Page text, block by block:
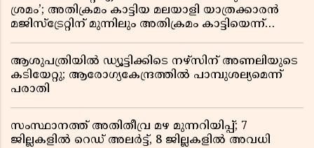
ശ്രമം’; അതിക്രമം കാട്ടിയ മലയാളി യാത്രക്കാരൻ
മജിസ്ട്രേറ്റിന് മുന്നിലും അതിക്രമം കാട്ടിയെന്ന്
ആശുപത്രിയിൽ ഡ്യൂട്ടിക്കിടെ നഴ്സിന് അണലിയുടെ
കടിയേറ്റു; ആരോഗ്യകേന്ദ്രത്തിൽ പാമ്പുശല്യമെന്ന്
പരാതി
സംസ്ഥാനത്ത് അതിതീവ്ര മഴ മുന്നറിയിപ്പ്; 7
ജില്ലകളിൽ റെഡ് അലർട്ട്, 8 ജില്ലകളിൽ അവധി